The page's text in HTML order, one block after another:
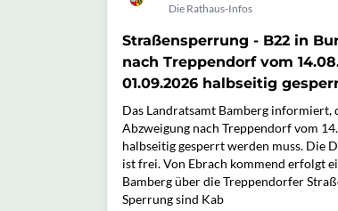
Die Rathaus-Infos
Straßensperrung - B22 in
nach Treppendorf vom
01.09.2026 halbseitig
Das Landratsamt Bamberg informiert,
Abzweigung nach Treppendorf vom
halbseitig gesperrt werden muss. Die
ist frei. Von Ebrach kommend erfolgt
Bamberg über die Treppendorfer
Sperrung sind Kab